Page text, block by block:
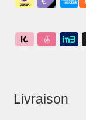
Livraison